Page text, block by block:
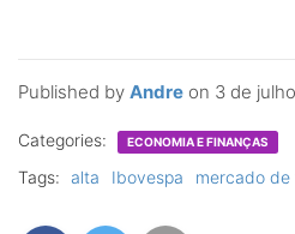
Published by Andre on 3 de
Categories: ECONOMIA E FINANÇAS
Tags: alta Ibovespa mercado